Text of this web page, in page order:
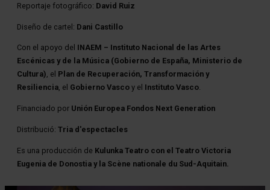
Reportaje fotográfico: David Ruiz
Diseño de cartel: Dani Castillo
Con el apoyo del INAEM – Instituto Nacional de las Artes
Escénicas y de la Música (Gobierno de España, Ministerio de
Cultura), el Plan de Recuperación, Transformación y
Resiliencia, el Gobierno Vasco y el Instituto Vasco.
Financiado por Unión Europea Fondos Next Generation
Distribució: Tria d'espectacles
Es una producción de Kulunka Teatro con el Teatro Victoria
Eugenia de Donostia y la Scène nationale du Sud-Aquitain.